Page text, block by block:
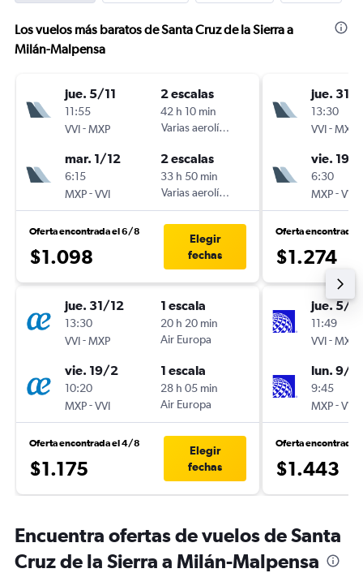
Los vuelos más baratos de Santa Cruz de la Sierra a
Milán-Malpensa
jue. 5/11
11:55
VVI-MXP
2 escalas
42 h 10 min
Varias aerolíneas
mar. 1/12
6:15
MXP-VVI
2 escalas
33 h 50 min
Varias aerolíneas
Oferta encontrada el 6/8
$1.098
Elegir
fechas
jue. 31/12
13:30
VVI-MXP
1 escala
20 h 20 min
Air Europa
vie. 19/2
10:20
MXP-VVI
1 escala
28 h 05 min
Air Europa
Oferta encontrada el 4/8
$1.175
Elegir
fechas
jue. 31/
13:30
VVI-MXP
vie. 19/
6:30
MXP-VVI
Oferta encontrada
$1.274
jue. 5/11
11:49
VVI-MXP
lun. 9/11
9:45
MXP-VVI
Oferta encontrada
$1.443
Encuentra ofertas de vuelos de Santa
Cruz de la Sierra a Milán-Malpensa